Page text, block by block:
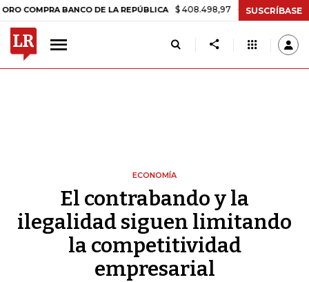
BANCO DE LA REPÚBLICA $ 408.498,97 +$ 8.753,81 +2,19%
SUSCRÍBASE
ECONOMÍA
El contrabando y la
ilegalidad siguen limitando
la competitividad
empresarial